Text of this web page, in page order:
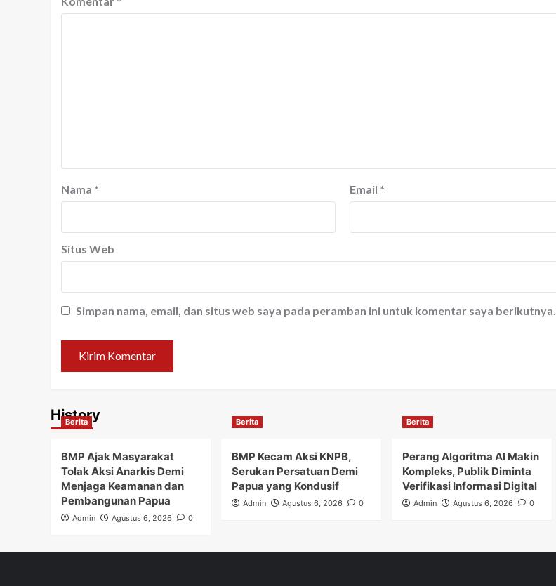
Nama * Email *
Situs Web
Simpan nama, email, dan situs web saya pada peramban ini untuk komentar saya berikutnya.
History
Berita
BMP Ajak Masyarakat
Tolak Aksi Anarkis Demi
Menjaga Keamanan dan
Pembangunan Papua
Admin Agustus 6, 2026 0
Berita
BMP Kecam Aksi KNPB,
Serukan Persatuan Demi
Papua yang Kondusif
Admin Agustus 6, 2026 0
Berita
Perang Algoritma AI Makin
Kompleks, Publik Diminta
Verifikasi Informasi Digital
Admin Agustus 6, 2026 0